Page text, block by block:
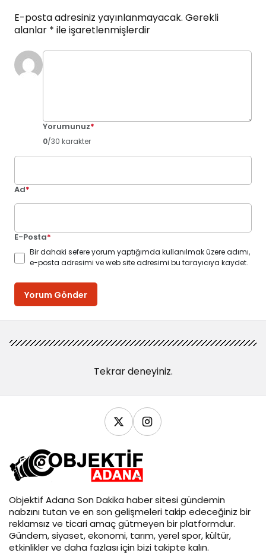
E-posta adresiniz yayınlanmayacak. Gerekli
alanlar * ile işaretlenmişlerdir
Yorumunuz*
0/30 karakter
Ad*
E-Posta*
Bir dahaki sefere yorum yaptığımda kullanılmak üzere adımı,
e-posta adresimi ve web site adresimi bu tarayıcıya kaydet.
Yorum Gönder
Tekrar deneyiniz.
Objektif Adana Son Dakika haber sitesi gündemin
nabzını tutan ve en son gelişmeleri takip edeceğiniz bir
reklamsız ve ticari amaç gütmeyen bir platformdur.
Gündem, siyaset, ekonomi, tarım, yerel spor, kültür,
etkinlikler ve daha fazlası için bizi takipte kalın.